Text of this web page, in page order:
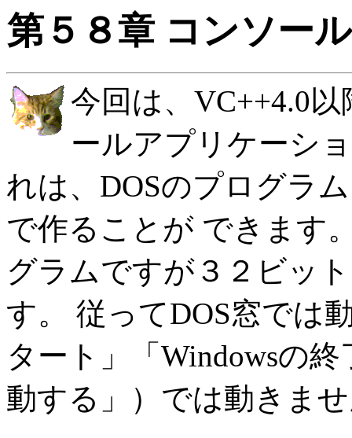
第５８章 コンソー
今回は、VC++4.0
ールアプリケーシ
れは、DOSのプログラ
で作ることが できます
グラムですが３２ビッ
す。 従ってDOS窓では
タート」「Windowsの
動する」）では動きま